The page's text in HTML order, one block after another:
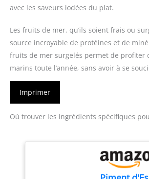
avec les saveurs iodées du plat.
Les fruits de mer, qu’ils soient frais ou
source incroyable de protéines et de
fruits de mer surgelés permet de profiter
marins toute l’année, sans avoir à se
Imprimer
Où trouver les ingrédients spécifiques